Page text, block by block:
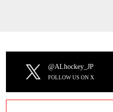
@ALhockey_JP
FOLLOW US ON X